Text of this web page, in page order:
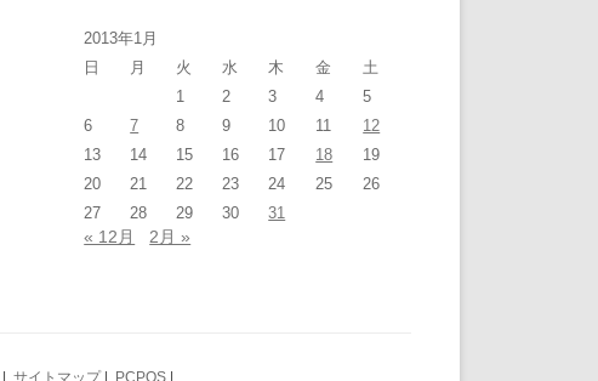
2013年1月
日
月 火 水 木 金
土
1
2 3 4
5
6
7 8 9 10 11
12
13
14 15 16 17 18
19
20
21 22 23 24 25
26
27
28 29 30 31
« 12月 2月 »
サイトマップ| PCPOS